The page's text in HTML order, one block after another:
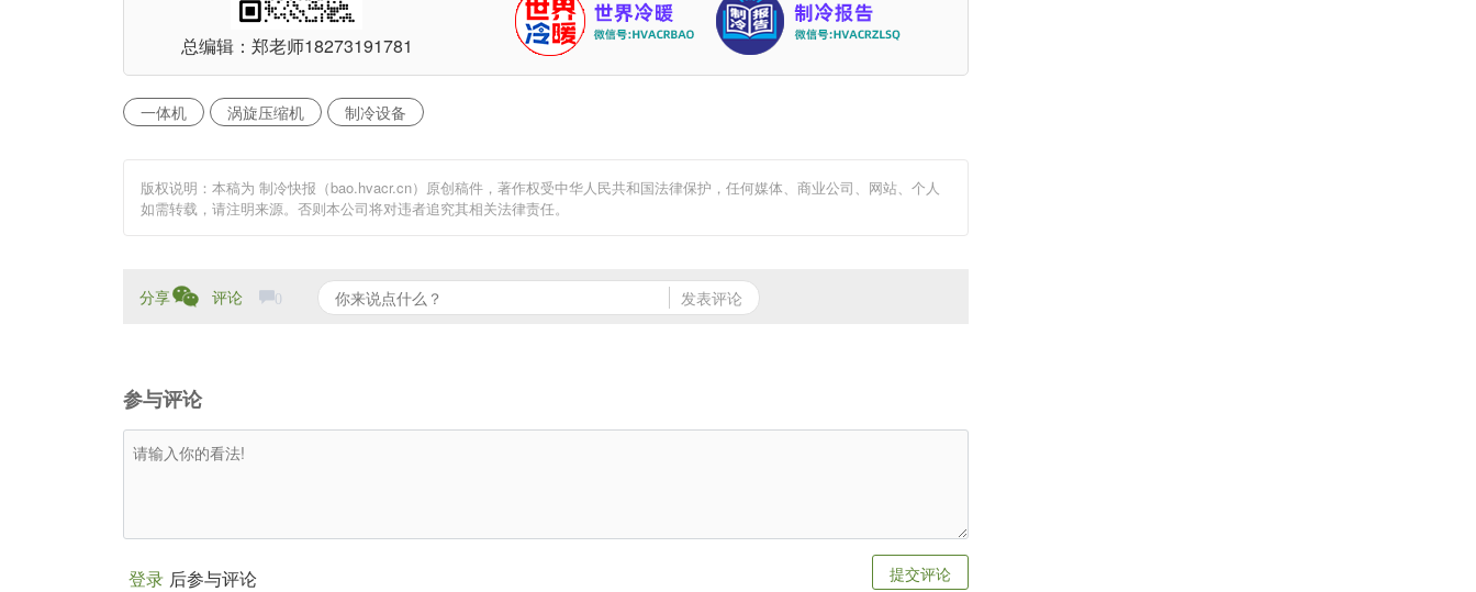
总编辑：郑老师18273191781
一体机 涡旋压缩机 制冷设备
版权说明：本稿为 制冷快报（bao.hvacr.cn）原创稿件，著作权受中华人民共和国法律保护，任何媒体、商业公司、网站、个人
如需转载，请注明来源。否则本公司将对违者追究其相关法律责任。
分享 评论 0 发表评论
参与评论
提交评论
登录 后参与评论